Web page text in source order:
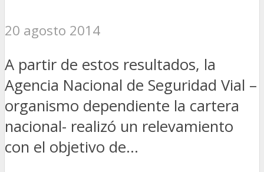
20 agosto 2014
A partir de estos resultados, la
Agencia Nacional de Seguridad Vial –
organismo dependiente la cartera
nacional- realizó un relevamiento
con el objetivo de...